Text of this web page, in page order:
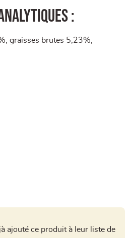
:
graisses brutes 5,23%,
ajouté ce produit à leur liste de